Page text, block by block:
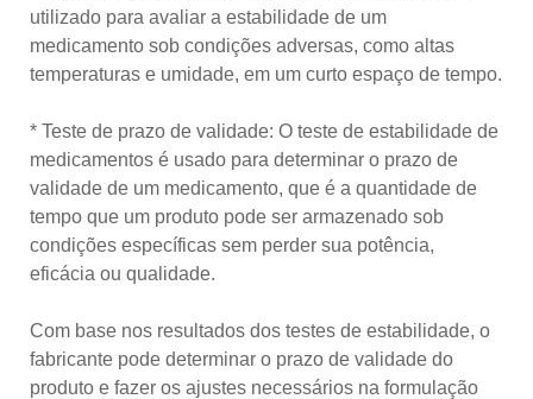
utilizado para avaliar a estabilidade de um
medicamento sob condições adversas, como altas
temperaturas e umidade, em um curto espaço de tempo.
* Teste de prazo de validade: O teste de estabilidade de
medicamentos é usado para determinar o prazo de
validade de um medicamento, que é a quantidade de
tempo que um produto pode ser armazenado sob
condições específicas sem perder sua potência,
eficácia ou qualidade.
Com base nos resultados dos testes de estabilidade, o
fabricante pode determinar o prazo de validade do
produto e fazer os ajustes necessários na formulação